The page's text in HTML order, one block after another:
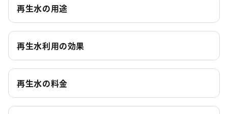
再生水の用途
再生水利用の効果
再生水の料金